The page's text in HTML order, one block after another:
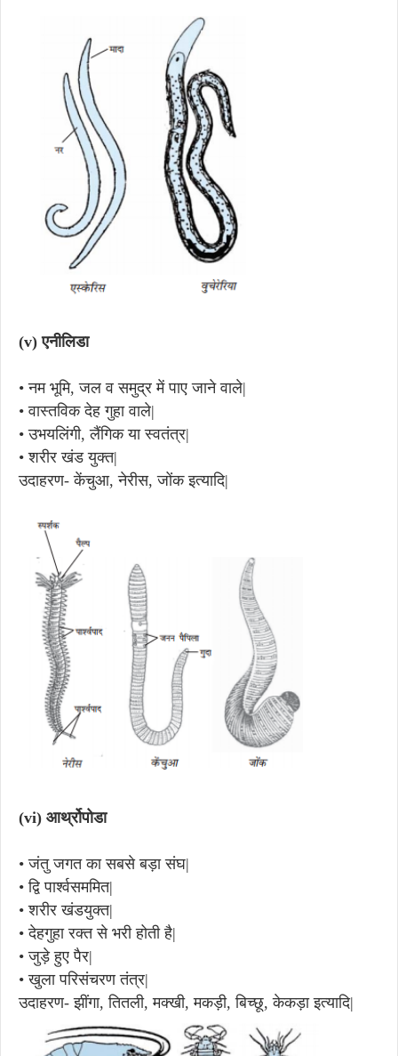
(v) एनीलिडा
• नम भूमि, जल व समुद्र में पाए जाने वाले|
• वास्तविक देह गुहा वाले|
• उभयलिंगी, लैंगिक या स्वतंत्र|
• शरीर खंड युक्त|
उदाहरण- केंचुआ, नेरीस, जोंक इत्यादि|
(vi) आर्थ्रोपोडा
• जंतु जगत का सबसे बड़ा संघ|
• द्वि पार्श्वसममित|
• शरीर खंडयुक्त|
• देहगुहा रक्त से भरी होती है|
• जुड़े हुए पैर|
• खुला परिसंचरण तंत्र|
उदाहरण- झींगा, तितली, मक्खी, मकड़ी, बिच्छू, केकड़ा इत्यादि|